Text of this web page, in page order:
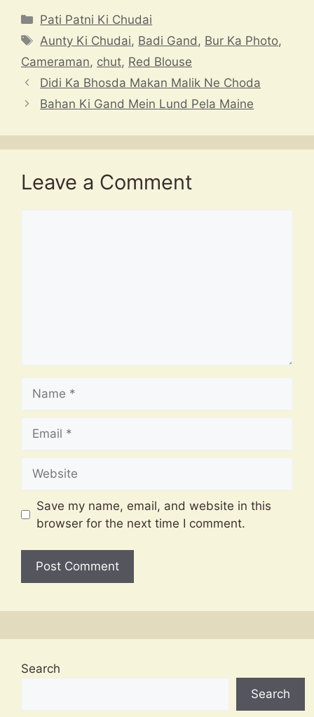
at
s
A
p
p
e
a
d
s
e
gr
a
m
e
b
o
o
p
c
h
at
Categories
Pati Patni Ki Chudai
Tags
Aunty Ki Chudai, Badi Gand , Bur Ka Photo,
Cameraman, chut, Red Blouse
Didi Ka Bhosda Makan Malik Ne Choda
Bahan Ki Gand Mein Lund Pela Maine
Leave a Comment
Save my name, email, and website in this
browser for the next time I comment.
Search
Search